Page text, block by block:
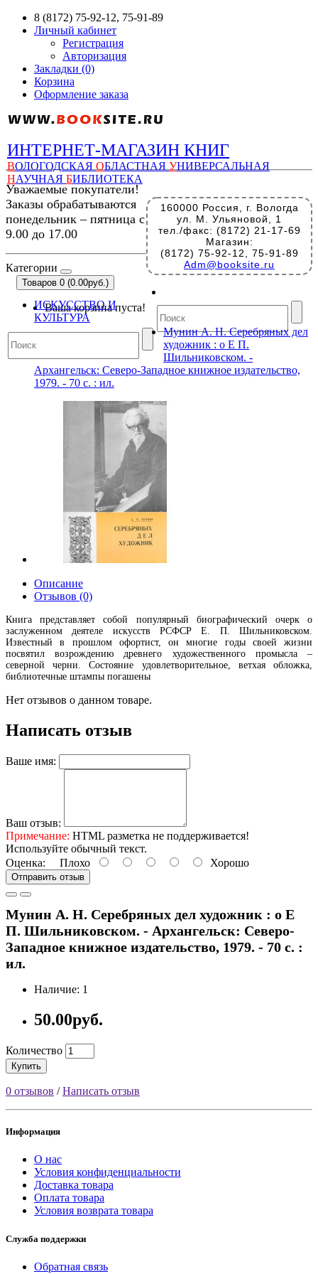
8 (8172) 75-92-12, 75-91-89
Личный кабинет
Регистрация
Авторизация
Закладки (0)
Корзина
Оформление заказа
ИНТЕРНЕТ-МАГАЗИН КНИГ
ВОЛОГОДСКАЯ ОБЛАСТНАЯ УНИВЕРСАЛЬНАЯ
НАУЧНАЯ БИБЛИОТЕКА
160000 Россия, г. Вологда
ул. М. Ульяновой, 1
тел./факс: (8172) 21-17-69
Магазин:
(8172) 75-92-12, 75-91-89
Adm@booksite.ru
Уважаемые покупатели!
Заказы обрабатываются
понедельник – пятница с
9.00 до 17.00
Категории
Товаров 0 (0.00руб.)
Ваша корзина пуста!
ИСКУССТВО И
КУЛЬТУРА
Мунин А. Н. Серебряных дел
художник : о Е П.
Шильниковском. -
Архангельск: Северо-Западное книжное издательство,
1979. - 70 с. : ил.
Описание
Отзывов (0)
Книга представляет собой популярный биографический очерк о
заслуженном деятеле искусств РСФСР Е. П. Шильниковском.
Известный в прошлом офортист, он многие годы своей жизни
посвятил возрождению древнего художественного промысла –
северной черни. Состояние удовлетворительное, ветхая обложка,
библиотечные штампы погашены
Нет отзывов о данном товаре.
Написать отзыв
Ваше имя:
Ваш отзыв:
Примечание: HTML разметка не поддерживается!
Используйте обычный текст.
Оценка: Плохо Хорошо
Отправить отзыв
Мунин А. Н. Серебряных дел художник : о Е
П. Шильниковском. - Архангельск: Северо-
Западное книжное издательство, 1979. - 70 с. :
ил.
Наличие: 1
50.00руб.
Количество
Купить
0 отзывов /Написать отзыв
Информация
О нас
Условия конфиденциальности
Доставка товара
Оплата товара
Условия возврата товара
Служба поддержки
Обратная связь